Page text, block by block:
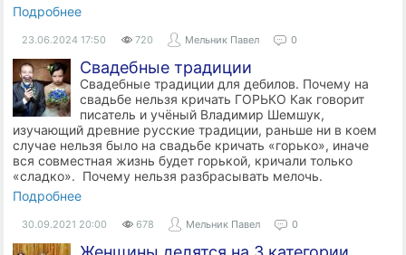
Подробнее
23.06.2024 17:50 720 Мельник Павел 0
Свадебные традиции
Свадебные традиции для дебилов. Почему на
свадьбе нельзя кричать ГОРЬКО Как говорит
писатель и учёный Владимир Шемшук,
изучающий древние русские традиции, раньше ни в коем
случае нельзя было на свадьбе кричать «горько», иначе
вся совместная жизнь будет горькой, кричали только
«сладко». Почему нельзя разбрасывать мелочь.
Подробнее
30.09.2021 20:00 678 Мельник Павел 0